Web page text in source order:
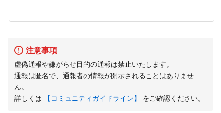
注意事項
虚偽通報や嫌がらせ目的の通報は禁止いたします。
通報は匿名で、通報者の情報が開示されることはありませ
ん。
詳しくは
【コミュニティガイドライン】 をご確認ください。